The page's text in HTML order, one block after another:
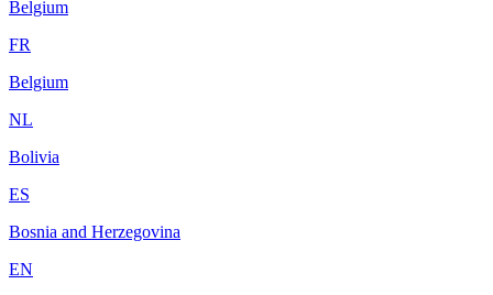
Belgium
FR
Belgium
NL
Bolivia
ES
Bosnia and Herzegovina
EN